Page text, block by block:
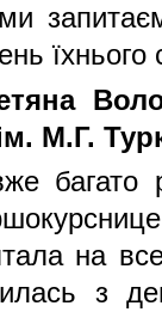
ми
їхнього
М.Г.
багато
на
з